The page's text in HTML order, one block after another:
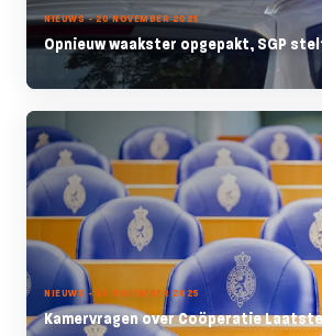
NIEUWS - 20 NOVEMBER 2025
Opnieuw waakster opgepakt, SGP
NIEUWS - 20 NOVEMBER 2025
Kamervragen over Coöperatie